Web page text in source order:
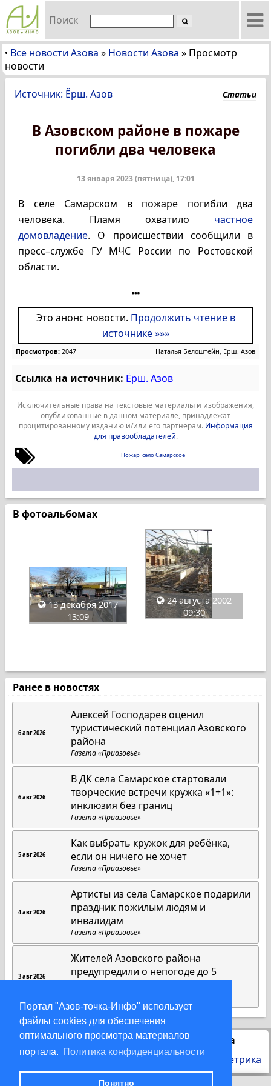
Портал "Азов-точка-Инфо" использует
файлы cookies для обеспечения
оптимального просмотра материалов
портала. Политика конфиденциальности
Понятно
Поиск
• Все новости Азова » Новости Азова » Просмотр
новости
Источник: Ёрш. Азов Статьи
В Азовском районе в пожаре
погибли два человека
13 января 2023 (пятница), 17:01
В селе Самарском в пожаре погибли два
человека. Пламя охватило частное
домовладение. О происшествии сообщили в
пресс–службе ГУ МЧС России по Ростовской
области.
Это анонс новости. Продолжить чтение в
источнике »»»
Просмотров: 2047 Наталья Белоштейн, Ёрш. Азов
Ссылка на источник: Ёрш. Азов
Исключительные права на текстовые материалы и изображения,
опубликованные в данном материале, принадлежат
процитированному изданию и/или его партнерам. Информация
для правообладателей.
Пожар село Самарское
В фотоальбомах
13 декабря 2017
13:09
24 августа 2002
09:30
Ранее в новостях
6 авг 2026
Алексей Господарев оценил
туристический потенциал Азовского
района
Газета «Приазовье»
6 авг 2026
В ДК села Самарское стартовали
творческие встречи кружка «1+1»:
инклюзия без границ
Газета «Приазовье»
5 авг 2026
Как выбрать кружок для ребёнка,
если он ничего не хочет
Газета «Приазовье»
4 авг 2026
Артисты из села Самарское подарили
праздник пожилым людям и
инвалидам
Газета «Приазовье»
3 авг 2026
Жителей Азовского района
предупредили о непогоде до 5
августа
Статистика